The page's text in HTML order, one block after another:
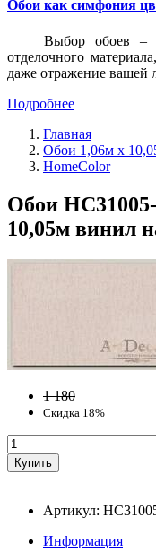
Обои как симфония
Выбор обоев –
отделочного
даже отражение вашей
Подробнее
Главная
Обои 1,06м х
HomeColor
Обои
10,05м винил
1 180
Скидка 18%
Артикул:
Информация